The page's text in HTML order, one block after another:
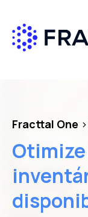
Fracttal One